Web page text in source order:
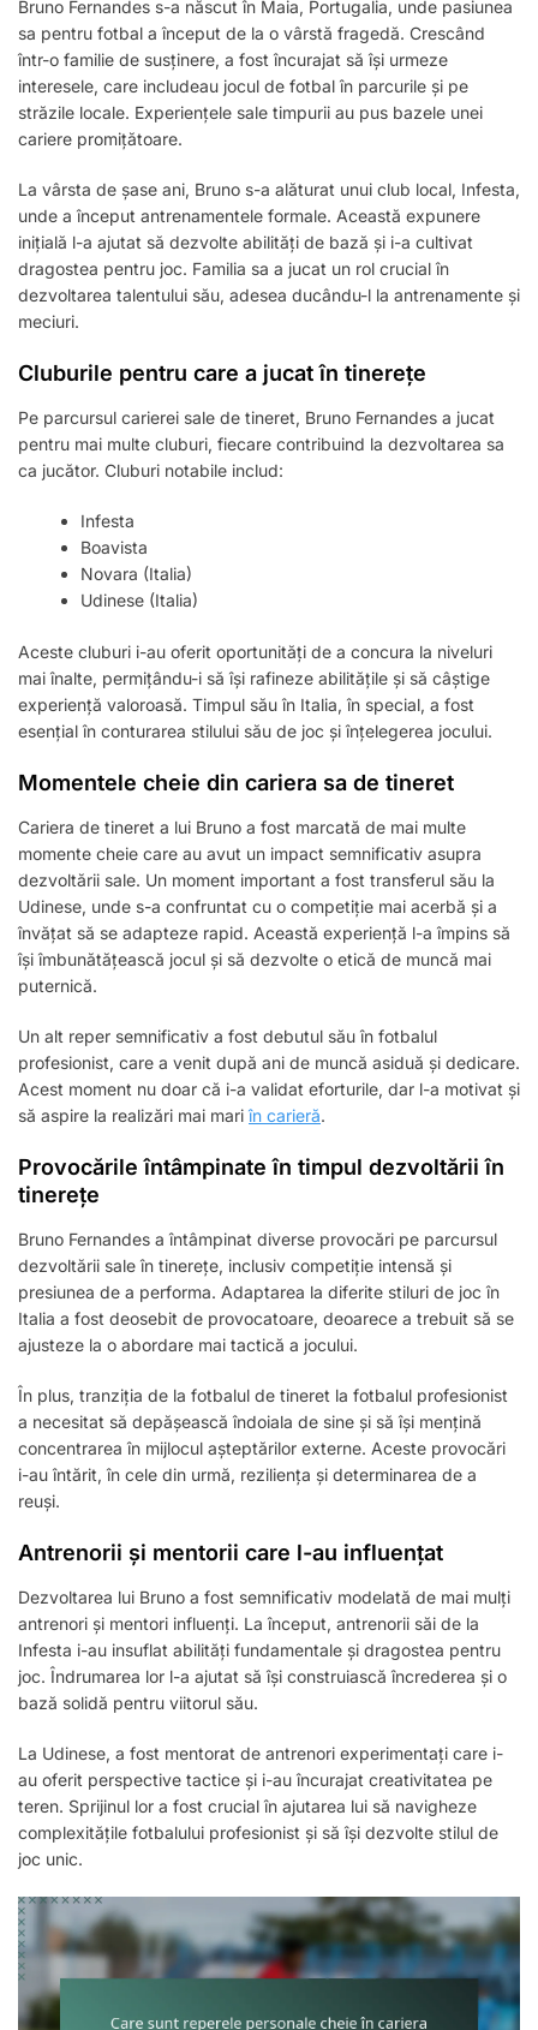
Bruno Fernandes s-a născut în Maia, Portugalia, unde pasiunea
sa pentru fotbal a început de la o vârstă fragedă. Crescând
într-o familie de susținere, a fost încurajat să își urmeze
interesele, care includeau jocul de fotbal în parcurile și pe
străzile locale. Experiențele sale timpurii au pus bazele unei
cariere promițătoare.
La vârsta de șase ani, Bruno s-a alăturat unui club local, Infesta,
unde a început antrenamentele formale. Această expunere
inițială l-a ajutat să dezvolte abilități de bază și i-a cultivat
dragostea pentru joc. Familia sa a jucat un rol crucial în
dezvoltarea talentului său, adesea ducându-l la antrenamente și
meciuri.
Cluburile pentru care a jucat în tinerețe
Pe parcursul carierei sale de tineret, Bruno Fernandes a jucat
pentru mai multe cluburi, fiecare contribuind la dezvoltarea sa
ca jucător. Cluburi notabile includ:
Infesta
Boavista
Novara (Italia)
Udinese (Italia)
Aceste cluburi i-au oferit oportunități de a concura la niveluri
mai înalte, permițându-i să își rafineze abilitățile și să câștige
experiență valoroasă. Timpul său în Italia, în special, a fost
esențial în conturarea stilului său de joc și înțelegerea jocului.
Momentele cheie din cariera sa de tineret
Cariera de tineret a lui Bruno a fost marcată de mai multe
momente cheie care au avut un impact semnificativ asupra
dezvoltării sale. Un moment important a fost transferul său la
Udinese, unde s-a confruntat cu o competiție mai acerbă și a
învățat să se adapteze rapid. Această experiență l-a împins să
își îmbunătățească jocul și să dezvolte o etică de muncă mai
puternică.
Un alt reper semnificativ a fost debutul său în fotbalul
profesionist, care a venit după ani de muncă asiduă și dedicare.
Acest moment nu doar că i-a validat eforturile, dar l-a motivat și
să aspire la realizări mai mari în carieră.
Provocările întâmpinate în timpul dezvoltării în
tinerețe
Bruno Fernandes a întâmpinat diverse provocări pe parcursul
dezvoltării sale în tinerețe, inclusiv competiție intensă și
presiunea de a performa. Adaptarea la diferite stiluri de joc în
Italia a fost deosebit de provocatoare, deoarece a trebuit să se
ajusteze la o abordare mai tactică a jocului.
În plus, tranziția de la fotbalul de tineret la fotbalul profesionist
a necesitat să depășească îndoiala de sine și să își mențină
concentrarea în mijlocul așteptărilor externe. Aceste provocări
i-au întărit, în cele din urmă, reziliența și determinarea de a
reuși.
Antrenorii și mentorii care l-au influențat
Dezvoltarea lui Bruno a fost semnificativ modelată de mai mulți
antrenori și mentori influenți. La început, antrenorii săi de la
Infesta i-au insuflat abilități fundamentale și dragostea pentru
joc. Îndrumarea lor l-a ajutat să își construiască încrederea și o
bază solidă pentru viitorul său.
La Udinese, a fost mentorat de antrenori experimentați care i-
au oferit perspective tactice și i-au încurajat creativitatea pe
teren. Sprijinul lor a fost crucial în ajutarea lui să navigheze
complexitățile fotbalului profesionist și să își dezvolte stilul de
joc unic.